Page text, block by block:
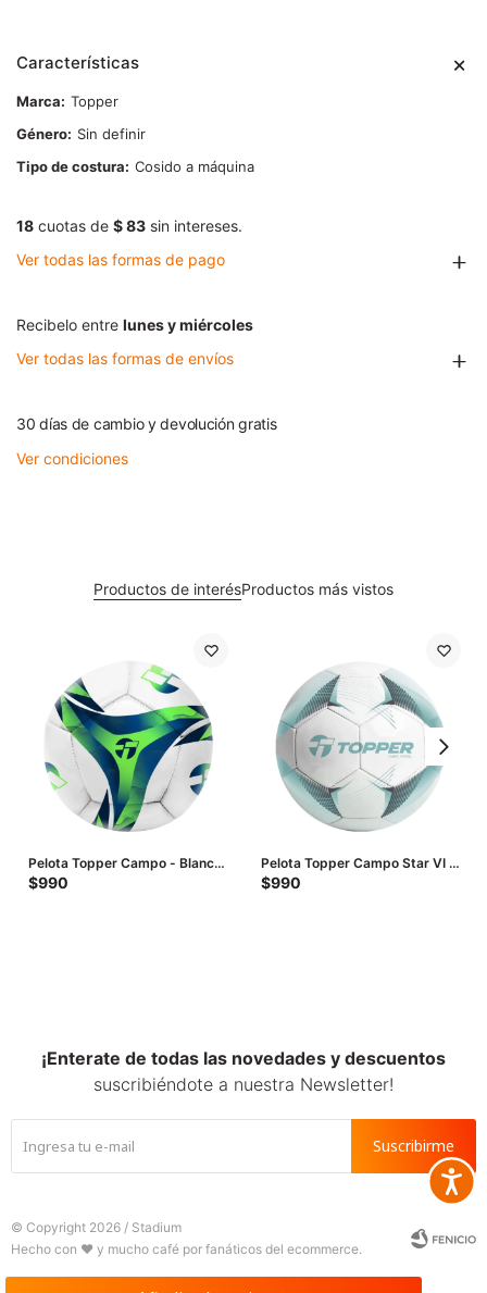
Características
Marca
Topper
Género
Sin definir
Tipo de costura
Cosido a máquina
18 cuotas de $ 83 sin intereses.
Ver todas las formas de pago
Recibelo entre lunes y miércoles
Ver todas las formas de envíos
30 días de cambio y devolución gratis
Ver condiciones
Productos de interésProductos más vistos
Pelota Topper Campo - Blanco
- Verde - Azul
$990
Pelota Topper Campo Star VI -
Blanco - Verde - Verde Agua
$990
¡Enterate de todas las novedades y descuentos
suscribiéndote a nuestra Newsletter!
Suscribirme
© Copyright 2026 / Stadium